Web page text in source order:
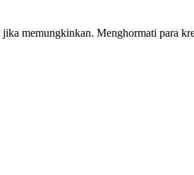
memungkinkan. Menghormati para